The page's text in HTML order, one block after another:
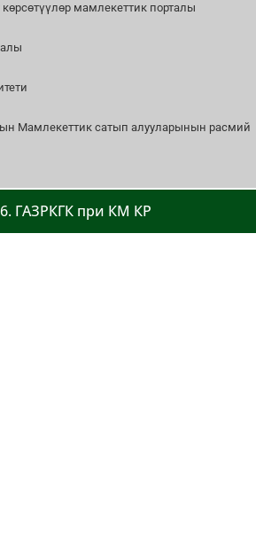
мамлекеттик порталы
Мамлекеттик сатып алууларынын расмий
ГАЗРКГК при КМ КР